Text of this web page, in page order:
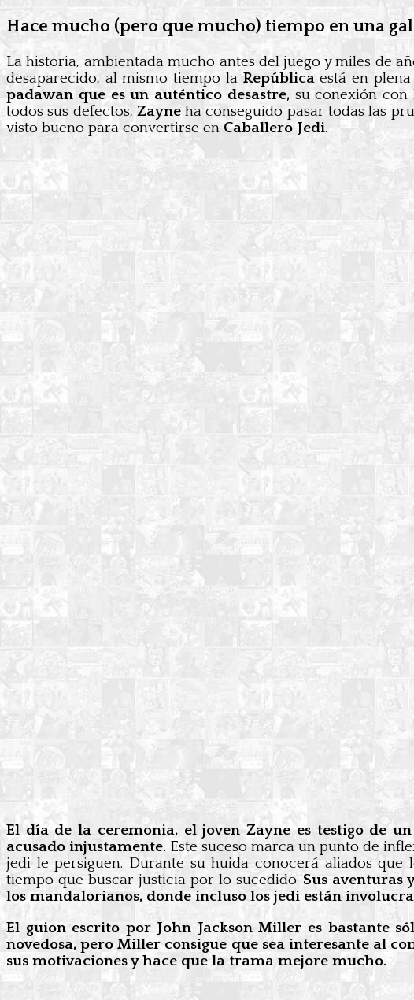
Hace mucho (pero que mucho) tiempo en una
La historia, ambientada mucho antes del juego y miles de
desaparecido, al mismo tiempo laRepúblicaestá en
padawan que es un auténtico desastre,su conexión con
todos sus defectos, Zayneha conseguido pasar todas las
visto bueno para convertirse en Caballero Jedi.
El día de la ceremonia, el joven Zayne es testigo de
acusado injustamente. Este suceso marca un punto de
jedi le persiguen. Durante su huida conocerá aliados
tiempo que buscar justicia por lo sucedido.Sus aventuras
los mandalorianos, donde incluso los jedi están
El guion escrito por John Jackson Miller es bastante
novedosa, pero Miller consigue que sea interesante al
sus motivaciones y hace que la trama mejore mucho.